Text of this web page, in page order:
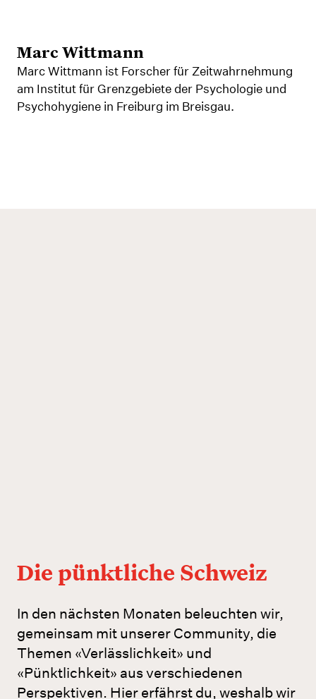
Marc Wittmann
Marc Wittmann ist Forscher für Zeitwahrnehmung
am Institut für Grenzgebiete der Psychologie und
Psychohygiene in Freiburg im Breisgau.
Die pünktliche Schweiz
In den nächsten Monaten beleuchten wir,
gemeinsam mit unserer Community, die
Themen «Verlässlichkeit» und
«Pünktlichkeit» aus verschiedenen
Perspektiven. Hier erfährst du, weshalb wir